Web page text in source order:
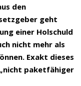
den
geht
einer Holschuld
nicht mehr als
Exakt dieses
paketfähiger